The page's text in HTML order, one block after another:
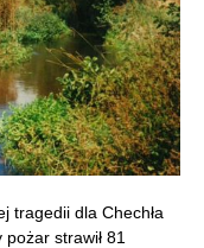
tragedii dla Chechła
strawił 81